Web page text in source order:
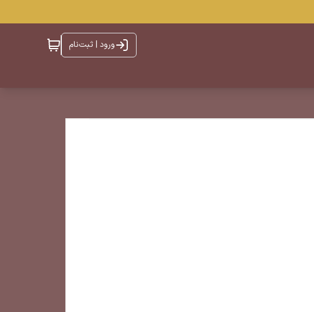
ورود | ثبت‌نام